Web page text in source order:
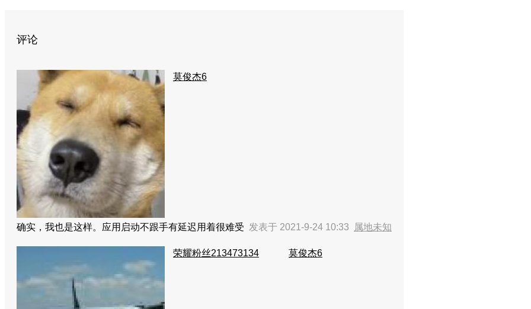
评论
莫俊杰6
确实，我也是这样。应用启动不跟手有延迟用着很难受 发表于 2021-9-24 10:33 属地未知
荣耀粉丝213473134 莫俊杰6